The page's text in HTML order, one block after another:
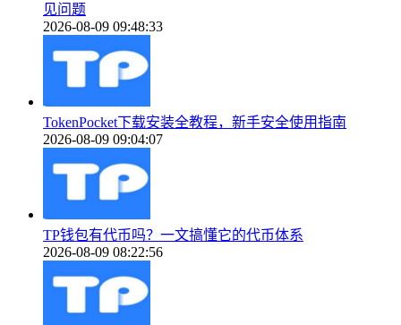
见问题
2026-08-09 09:48:33
TokenPocket下载安装全教程，新手安全使用指南
2026-08-09 09:04:07
TP钱包有代币吗？一文搞懂它的代币体系
2026-08-09 08:22:56